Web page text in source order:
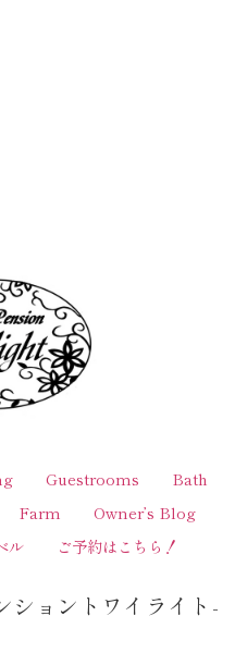
Guestrooms
Bath
Farm
Owner’s Blog
ル ご予約はこちら！
ョントワイライト-